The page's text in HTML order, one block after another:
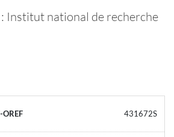
Institut national de recherche
431672S